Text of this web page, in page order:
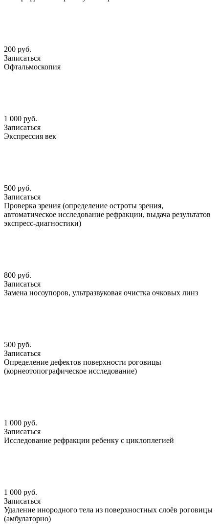
200 руб.
Записаться
Офтальмоскопия
1 000 руб.
Записаться
Экспрессия век
500 руб.
Записаться
Проверка зрения (определение остроты зрения,
автоматическое исследование рефракции, выдача результатов
экспресс-диагностики)
800 руб.
Записаться
Замена носоупоров, ультразвуковая очистка очковых линз
500 руб.
Записаться
Определение дефектов поверхности роговицы
(корнеотопографическое исследование)
1 000 руб.
Записаться
Исследование рефракции ребенку с циклоплегией
1 000 руб.
Записаться
Удаление инородного тела из поверхностных слоёв роговицы
(амбулаторно)